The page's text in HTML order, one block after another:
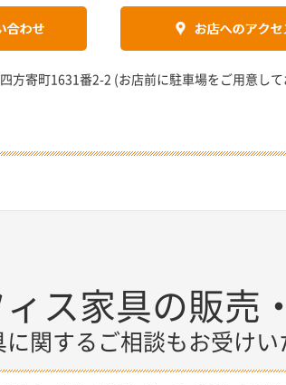
方寄町1631番2-2 (お店前に駐車場をご用意して
ス家具の販売
に関するご相談もお受けい